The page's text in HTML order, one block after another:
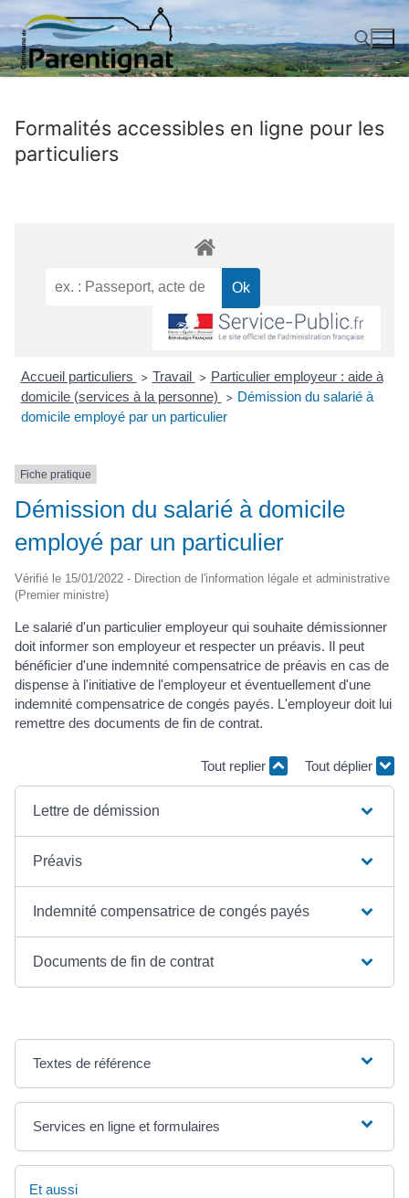
Aller
contenu
Formalités accessibles en ligne pour les
particuliers
Accueil particuliers > Travail > Particulier employeur : aide à
domicile (services à la personne)
> Démission du salarié à
domicile employé par un particulier
Fiche pratique
Démission du salarié à domicile
employé par un particulier
Vérifié le 15/01/2022 - Direction de l'information légale et administrative
(Premier ministre)
Le salarié d'un particulier employeur qui souhaite démissionner
doit informer son employeur et respecter un préavis. Il peut
bénéficier d'une indemnité compensatrice de préavis en cas de
dispense à l'initiative de l'employeur et éventuellement d'une
indemnité compensatrice de congés payés. L'employeur doit lui
remettre des documents de fin de contrat.
Tout replier Tout déplier
Lettre de démission
Préavis
Indemnité compensatrice de congés payés
Documents de fin de contrat
Textes de référence
Services en ligne et formulaires
Et aussi